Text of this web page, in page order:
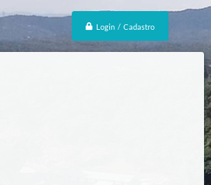
Login / Cadastro